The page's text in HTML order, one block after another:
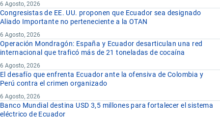
6 Agosto, 2026
Congresistas de EE. UU. proponen que Ecuador sea designado
Aliado Importante no perteneciente a la OTAN
6 Agosto, 2026
Operación Mondragón: España y Ecuador desarticulan una red
internacional que traficó más de 21 toneladas de cocaína
6 Agosto, 2026
El desafío que enfrenta Ecuador ante la ofensiva de Colombia y
Perú contra el crimen organizado
6 Agosto, 2026
Banco Mundial destina USD 3,5 millones para fortalecer el sistema
eléctrico de Ecuador